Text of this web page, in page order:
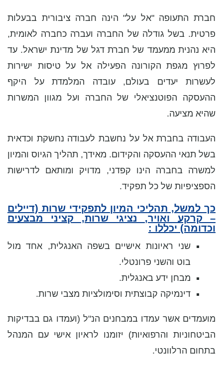
חברת התעופה "אל על" הינה חברה ציבורית בבעלות
פרטית. בשל גודלה של החברה ועברה כחברה לאומית,
היא נהנית ממעמד של חברת דגל של מדינת ישראל. עד
לפרוץ מגפת הקורונה הפעילה אל על טיסות ישירות
לעשרות יעדים בעולם, עובדה המלמדת על היקף
ההעסקה הפוטנציאלי של החברה ועל מגוון המשרות
שהיא מציעה.
העבודה בחברת אל על נחשבת לעבודה נחשקת וכדאית
בשל תנאי ההעסקה והקידום. מאידך, תהליך הגיוס והמיון
למשרה בחברה הינו קפדני, מדויק ומותאם לדרישות
הספציפיות של כל תפקיד.
כך למשל, תהליכי המיון לתפקידי שרות (דיילים
– קרקע ואויר, נציגי שרות, קציני מבצעים
וכדומה) יכללו :
שני ראיונות אישיים בשפה האנגלית, אחד מול
בוט והשני פרונטלי.
מבחן ידע באנגלית.
דינמיקה קבוצתית וסימולציות מצבי שרות.
מועמדים אשר עמדו במבחנים הנ"ל (ועמדו גם בבדיקות
הביטחוניות והרפואיות) יזומנו לראיון אישי עם המנהל
בתחום הרלוונטי.